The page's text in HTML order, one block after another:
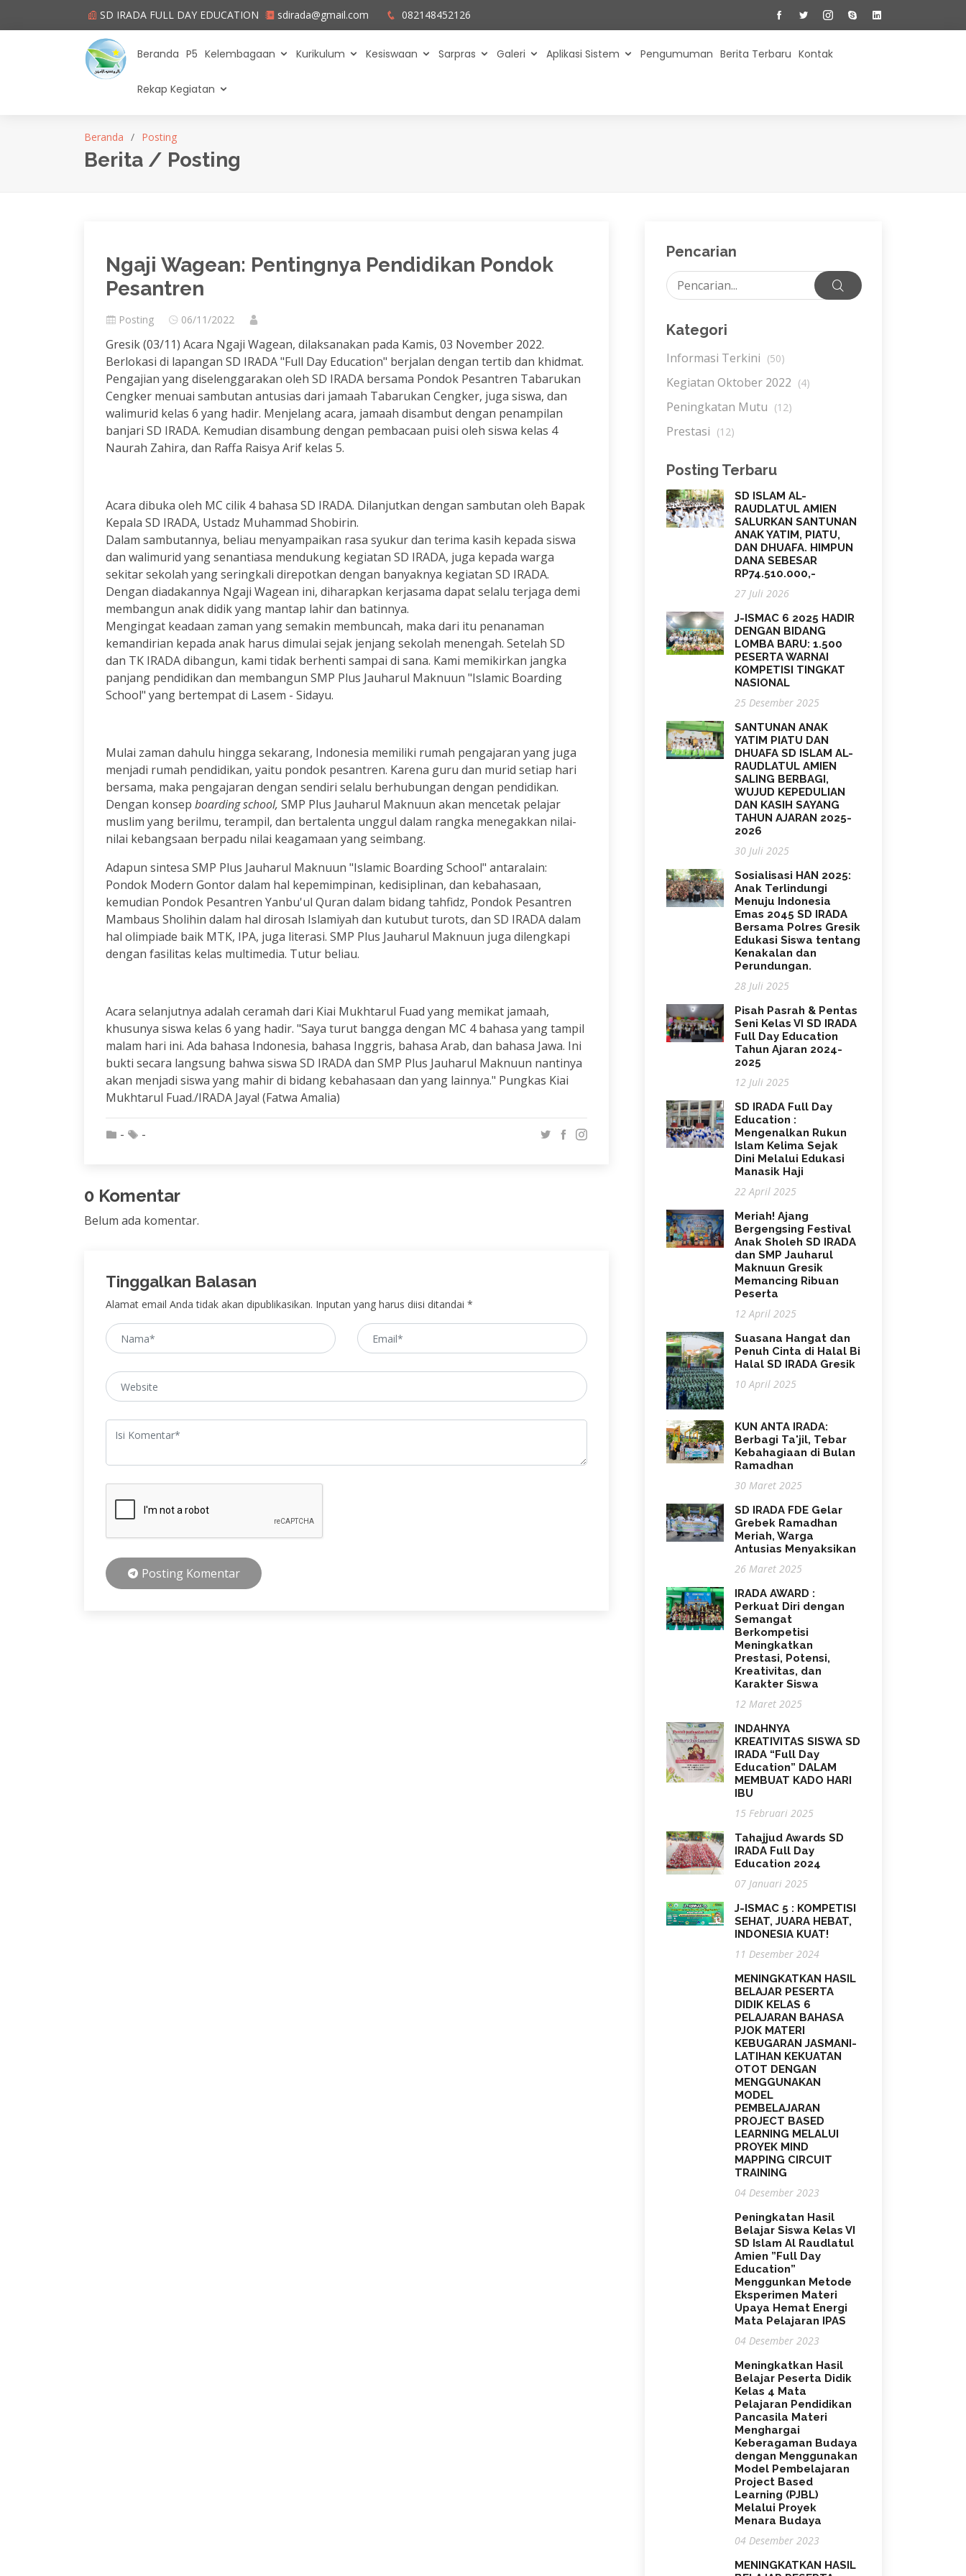
SD IRADA FULL DAY EDUCATION sdirada@gmail.com 082148452126
Beranda P5 Kelembagaan Kurikulum Kesiswaan Sarpras Galeri Aplikasi Sistem Pengumuman Berita Terbaru Kontak
Rekap Kegiatan
Beranda Posting
Berita / Posting
Ngaji Wagean: Pentingnya Pendidikan Pondok
Pesantren
Posting 06/11/2022
Gresik (03/11) Acara Ngaji Wagean, dilaksanakan pada Kamis, 03 November 2022.
Berlokasi di lapangan SD IRADA "Full Day Education" berjalan dengan tertib dan khidmat.
Pengajian yang diselenggarakan oleh SD IRADA bersama Pondok Pesantren Tabarukan
Cengker menuai sambutan antusias dari jamaah Tabarukan Cengker, juga siswa, dan
walimurid kelas 6 yang hadir. Menjelang acara, jamaah disambut dengan penampilan
banjari SD IRADA. Kemudian disambung dengan pembacaan puisi oleh siswa kelas 4
Naurah Zahira, dan Raffa Raisya Arif kelas 5.
Acara dibuka oleh MC cilik 4 bahasa SD IRADA. Dilanjutkan dengan sambutan oleh Bapak
Kepala SD IRADA, Ustadz Muhammad Shobirin.
Dalam sambutannya, beliau menyampaikan rasa syukur dan terima kasih kepada siswa
dan walimurid yang senantiasa mendukung kegiatan SD IRADA, juga kepada warga
sekitar sekolah yang seringkali direpotkan dengan banyaknya kegiatan SD IRADA.
Dengan diadakannya Ngaji Wagean ini, diharapkan kerjasama dapat selalu terjaga demi
membangun anak didik yang mantap lahir dan batinnya.
Mengingat keadaan zaman yang semakin membuncah, maka dari itu penanaman
kemandirian kepada anak harus dimulai sejak jenjang sekolah menengah. Setelah SD
dan TK IRADA dibangun, kami tidak berhenti sampai di sana. Kami memikirkan jangka
panjang pendidikan dan membangun SMP Plus Jauharul Maknuun "Islamic Boarding
School" yang bertempat di Lasem - Sidayu.
Mulai zaman dahulu hingga sekarang, Indonesia memiliki rumah pengajaran yang juga
menjadi rumah pendidikan, yaitu pondok pesantren. Karena guru dan murid setiap hari
bersama, maka pengajaran dengan sendiri selalu berhubungan dengan pendidikan.
Dengan konsep boarding school, SMP Plus Jauharul Maknuun akan mencetak pelajar
muslim yang berilmu, terampil, dan bertalenta unggul dalam rangka menegakkan nilai-
nilai kebangsaan berpadu nilai keagamaan yang seimbang.
Adapun sintesa SMP Plus Jauharul Maknuun "Islamic Boarding School" antaralain:
Pondok Modern Gontor dalam hal kepemimpinan, kedisiplinan, dan kebahasaan,
kemudian Pondok Pesantren Yanbu'ul Quran dalam bidang tahfidz, Pondok Pesantren
Mambaus Sholihin dalam hal dirosah Islamiyah dan kutubut turots, dan SD IRADA dalam
hal olimpiade baik MTK, IPA, juga literasi. SMP Plus Jauharul Maknuun juga dilengkapi
dengan fasilitas kelas multimedia. Tutur beliau.
Acara selanjutnya adalah ceramah dari Kiai Mukhtarul Fuad yang memikat jamaah,
khusunya siswa kelas 6 yang hadir. "Saya turut bangga dengan MC 4 bahasa yang tampil
malam hari ini. Ada bahasa Indonesia, bahasa Inggris, bahasa Arab, dan bahasa Jawa. Ini
bukti secara langsung bahwa siswa SD IRADA dan SMP Plus Jauharul Maknuun nantinya
akan menjadi siswa yang mahir di bidang kebahasaan dan yang lainnya." Pungkas Kiai
Mukhtarul Fuad./IRADA Jaya! (Fatwa Amalia)
- -
0 Komentar
Belum ada komentar.
Tinggalkan Balasan
Alamat email Anda tidak akan dipublikasikan. Inputan yang harus diisi ditandai *
Posting Komentar
Pencarian
Kategori
Informasi Terkini (50)
Kegiatan Oktober 2022 (4)
Peningkatan Mutu (12)
Prestasi (12)
Posting Terbaru
SD ISLAM AL-
RAUDLATUL AMIEN
SALURKAN SANTUNAN
ANAK YATIM, PIATU,
DAN DHUAFA. HIMPUN
DANA SEBESAR
RP74.510.000,-
27 Juli 2026
J-ISMAC 6 2025 HADIR
DENGAN BIDANG
LOMBA BARU: 1.500
PESERTA WARNAI
KOMPETISI TINGKAT
NASIONAL
25 Desember 2025
SANTUNAN ANAK
YATIM PIATU DAN
DHUAFA SD ISLAM AL-
RAUDLATUL AMIEN
SALING BERBAGI,
WUJUD KEPEDULIAN
DAN KASIH SAYANG
TAHUN AJARAN 2025-
2026
30 Juli 2025
Sosialisasi HAN 2025:
Anak Terlindungi
Menuju Indonesia
Emas 2045 SD IRADA
Bersama Polres Gresik
Edukasi Siswa tentang
Kenakalan dan
Perundungan.
28 Juli 2025
Pisah Pasrah & Pentas
Seni Kelas VI SD IRADA
Full Day Education
Tahun Ajaran 2024-
2025
12 Juli 2025
SD IRADA Full Day
Education :
Mengenalkan Rukun
Islam Kelima Sejak
Dini Melalui Edukasi
Manasik Haji
22 April 2025
Meriah! Ajang
Bergengsing Festival
Anak Sholeh SD IRADA
dan SMP Jauharul
Maknuun Gresik
Memancing Ribuan
Peserta
12 April 2025
Suasana Hangat dan
Penuh Cinta di Halal Bi
Halal SD IRADA Gresik
10 April 2025
KUN ANTA IRADA:
Berbagi Ta'jil, Tebar
Kebahagiaan di Bulan
Ramadhan
30 Maret 2025
SD IRADA FDE Gelar
Grebek Ramadhan
Meriah, Warga
Antusias Menyaksikan
26 Maret 2025
IRADA AWARD :
Perkuat Diri dengan
Semangat
Berkompetisi
Meningkatkan
Prestasi, Potensi,
Kreativitas, dan
Karakter Siswa
12 Maret 2025
INDAHNYA
KREATIVITAS SISWA SD
IRADA “Full Day
Education” DALAM
MEMBUAT KADO HARI
IBU
15 Februari 2025
Tahajjud Awards SD
IRADA Full Day
Education 2024
07 Januari 2025
J-ISMAC 5 : KOMPETISI
SEHAT, JUARA HEBAT,
INDONESIA KUAT!
11 Desember 2024
MENINGKATKAN HASIL
BELAJAR PESERTA
DIDIK KELAS 6
PELAJARAN BAHASA
PJOK MATERI
KEBUGARAN JASMANI-
LATIHAN KEKUATAN
OTOT DENGAN
MENGGUNAKAN
MODEL
PEMBELAJARAN
PROJECT BASED
LEARNING MELALUI
PROYEK MIND
MAPPING CIRCUIT
TRAINING
04 Desember 2023
Peningkatan Hasil
Belajar Siswa Kelas VI
SD Islam Al Raudlatul
Amien ”Full Day
Education”
Menggunkan Metode
Eksperimen Materi
Upaya Hemat Energi
Mata Pelajaran IPAS
04 Desember 2023
Meningkatkan Hasil
Belajar Peserta Didik
Kelas 4 Mata
Pelajaran Pendidikan
Pancasila Materi
Menghargai
Keberagaman Budaya
dengan Menggunakan
Model Pembelajaran
Project Based
Learning (PJBL)
Melalui Proyek
Menara Budaya
04 Desember 2023
MENINGKATKAN HASIL